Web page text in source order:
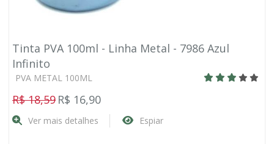
Tinta PVA 100ml - Linha Metal - 7986 Azul
Infinito
PVA METAL 100ML
R$ 18,59 R$ 16,90
Ver mais detalhes Espiar